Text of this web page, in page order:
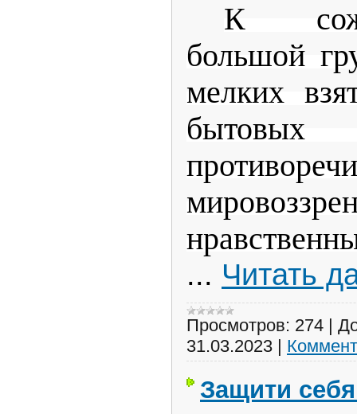
К
большой
мелких
бытовых
... Читать
Просмотров: 274 |
31.03.2023 |
Защити